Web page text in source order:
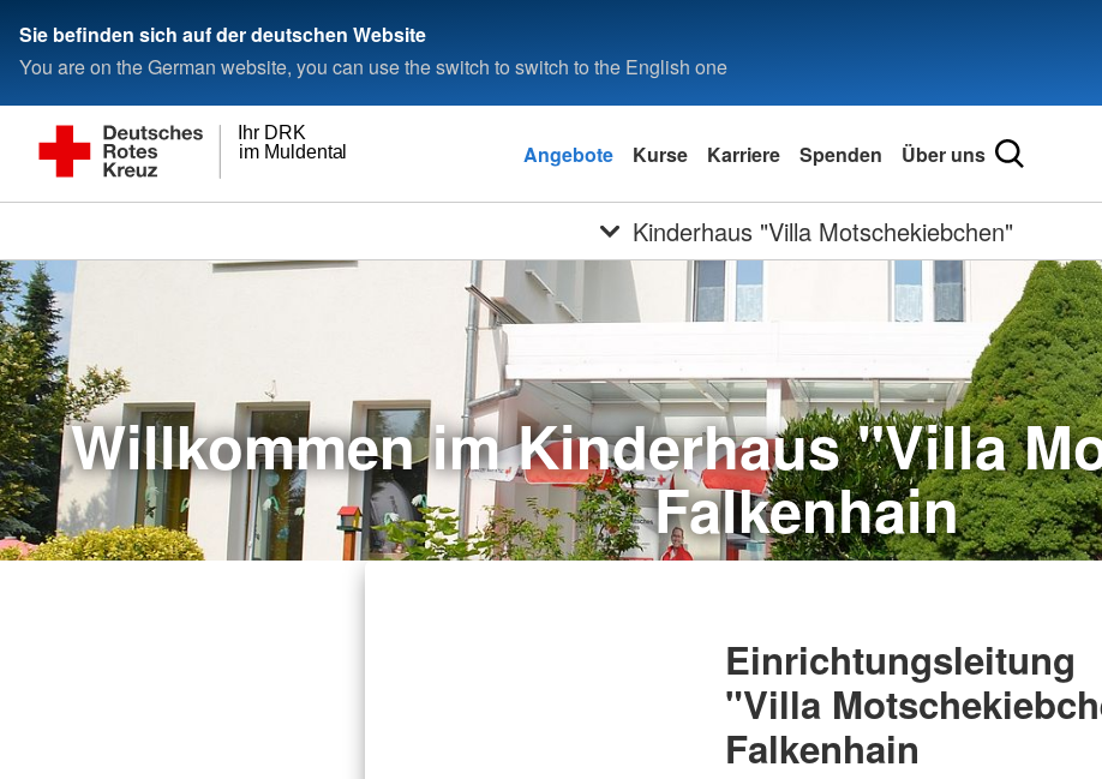
Sie befinden sich auf der deutschen Website
You are on the German website, you can use the switch to switch to the English one
im Muldental
Ihr DRK
Angebote Kurse Karriere Spenden Über uns
Kinderhaus "Villa Motschekiebchen"
Willkommen im Kinderhaus "Villa
Falkenhain
Einrichtungsleitung
"Villa
Falkenhain